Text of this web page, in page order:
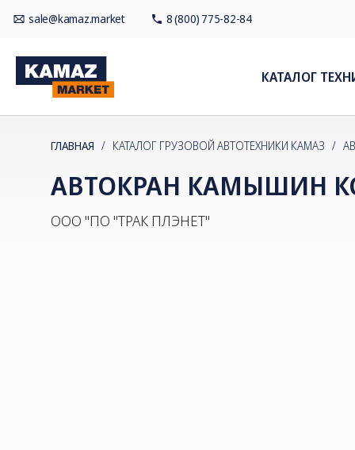
sale@kamaz.market 8 (800) 775-82-84
КАТАЛОГ
ГЛАВНАЯ / КАТАЛОГ ГРУЗОВОЙ АВТОТЕХНИКИ КАМАЗ /
АВТОКРАН КАМЫШИН
ООО "ПО "ТРАК ПЛЭНЕТ"